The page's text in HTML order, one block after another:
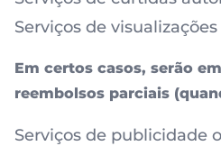
Serviços de
Em certos casos, serão
reembolsos parciais
Serviços de publicidade